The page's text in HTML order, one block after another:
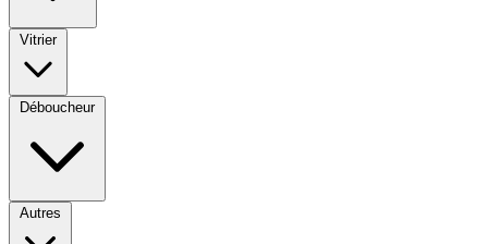
Vitrier
Déboucheur
Autres